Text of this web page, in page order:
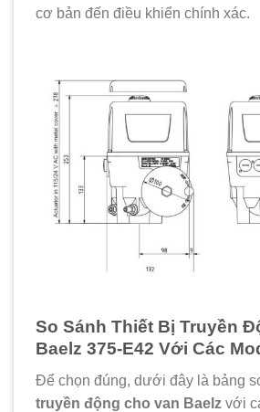
cơ bản đến điều khiển chính xác.
So Sánh Thiết Bị Truyền
Baelz 375-E42 Với Các
Để chọn đúng, dưới đây là bảng
truyền động cho van Baelz với